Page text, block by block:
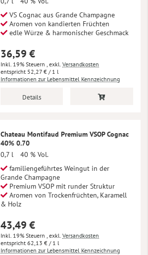
VS Cognac aus Grande Champagne
Aromen von kandierten Früchten
edle Würze & harmonischer Geschmack
36,59 €
Inkl. 19% Steuern , exkl. Versandkosten
52,27 € / 1 l
Informationen zur Lebensmittel Kennzeichnung
Details
Chateau Montifaud Premium VSOP Cognac
40% 0.70
0,7 l
40 % Vol.
familiengeführtes Weingut in der
Grande Champagne
Premium VSOP mit runder Struktur
Aromen von Trockenfrüchten, Karamell
& Holz
43,49 €
Inkl. 19% Steuern , exkl. Versandkosten
62,13 € / 1 l
Informationen zur Lebensmittel Kennzeichnung